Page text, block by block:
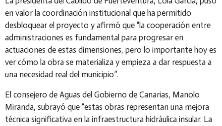
en valor la coordinación institucional que ha permitido
desbloquear el proyecto y afirmó que “la cooperación entre
administraciones es fundamental para progresar en
actuaciones de estas dimensiones, pero lo importante hoy es
ver cómo la obra se materializa y empieza a dar respuesta a
una necesidad real del municipio”.
El consejero de Aguas del Gobierno de Canarias, Manolo
Miranda, subrayó que “estas obras representan una mejora
técnica significativa en la infraestructura hidráulica insular. La